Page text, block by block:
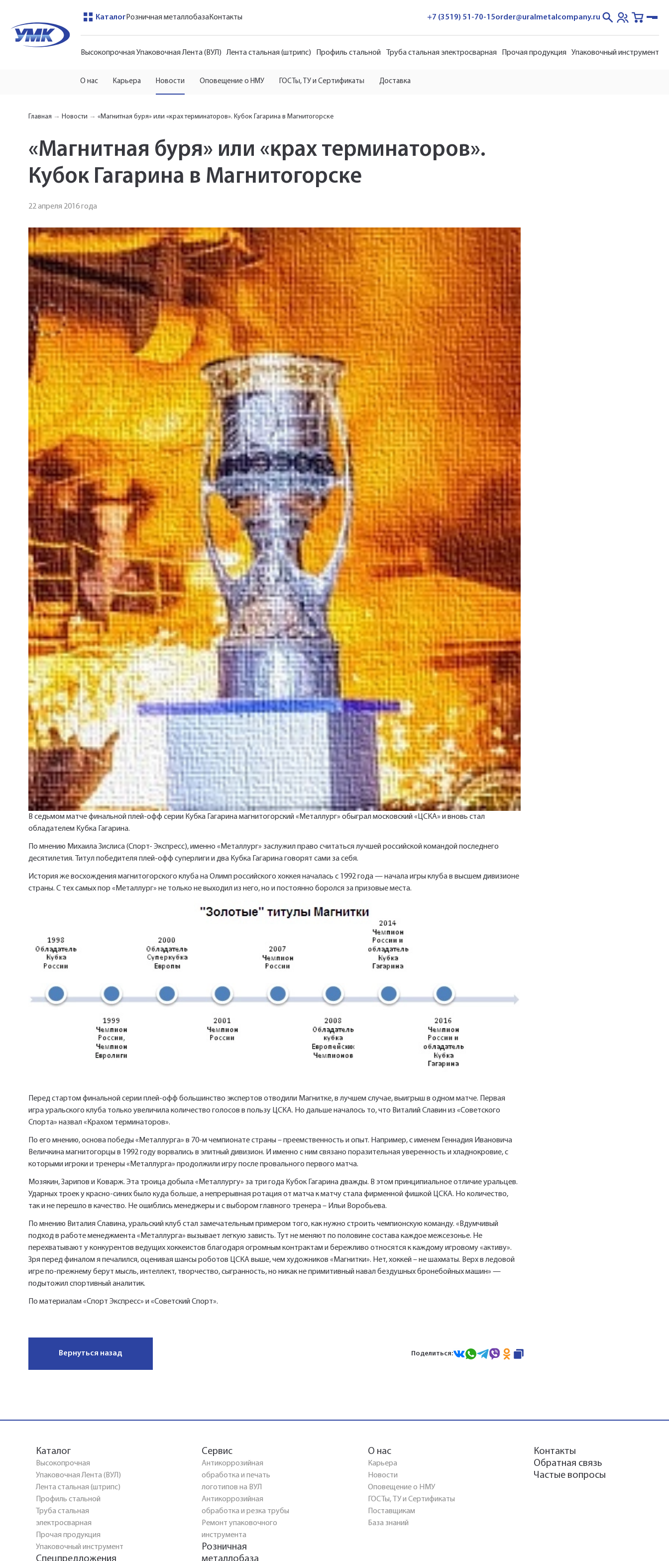
Каталог Розничная металлобазаКонтакты +7 (3519) 51-70-15order@uralmetalcompany.ru
Высокопрочная Упаковочная Лента (ВУЛ) Лента стальная (штрипс) Профиль стальной Труба стальная электросварная Прочая продукция Упаковочный инструмент
О нас Карьера Новости Оповещение о НМУ ГОСТы, ТУ и Сертификаты Доставка
Главная Новости «Магнитная буря» или «крах терминаторов». Кубок Гагарина в Магнитогорске
«Магнитная буря» или «крах терминаторов».
Кубок Гагарина в Магнитогорске
22 апреля 2016 года
В седьмом матче финальной плей-офф серии Кубка Гагарина магнитогорский «Металлург» обыграл московский «ЦСКА» и вновь стал
обладателем Кубка Гагарина.
По мнению Михаила Зислиса (Спорт- Экспресс), именно «Металлург» заслужил право считаться лучшей российской командой последнего
десятилетия. Титул победителя плей-офф суперлиги и два Кубка Гагарина говорят сами за себя.
История же восхождения магнитогорского клуба на Олимп российского хоккея началась с 1992 года — начала игры клуба в высшем дивизионе
страны. С тех самых пор «Металлург» не только не выходил из него, но и постоянно боролся за призовые места.
Перед стартом финальной серии плей-офф большинство экспертов отводили Магнитке, в лучшем случае, выигрыш в одном матче. Первая
игра уральского клуба только увеличила количество голосов в пользу ЦСКА. Но дальше началось то, что Виталий Славин из «Советского
Спорта» назвал «Крахом терминаторов».
По его мнению, основа победы «Металлурга» в 70-м чемпионате страны – преемственность и опыт. Например, с именем Геннадия Ивановича
Величкина магнитогорцы в 1992 году ворвались в элитный дивизион. И именно с ним связано поразительная уверенность и хладнокровие, с
которыми игроки и тренеры «Металлурга» продолжили игру после провального первого матча.
Мозякин, Зарипов и Коварж. Эта троица добыла «Металлургу» за три года Кубок Гагарина дважды. В этом принципиальное отличие уральцев.
Ударных троек у красно-синих было куда больше, а непрерывная ротация от матча к матчу стала фирменной фишкой ЦСКА. Но количество,
так и не перешло в качество. Не ошиблись менеджеры и с выбором главного тренера – Ильи Воробьева.
По мнению Виталия Славина, уральский клуб стал замечательным примером того, как нужно строить чемпионскую команду. «Вдумчивый
подход в работе менеджмента «Металлурга» вызывает легкую зависть. Тут не меняют по половине состава каждое межсезонье. Не
перехватывают у конкурентов ведущих хоккеистов благодаря огромным контрактам и бережливо относятся к каждому игровому «активу».
Зря перед финалом я печалился, оценивая шансы роботов ЦСКА выше, чем художников «Магнитки». Нет, хоккей – не шахматы. Верх в ледовой
игре по-прежнему берут мысль, интеллект, творчество, сыгранность, но никак не примитивный навал бездушных бронебойных машин» —
подытожил спортивный аналитик.
По материалам «Спорт Экспресс» и «Советский Cпорт».
Вернуться назад Поделиться:
Каталог
Высокопрочная
Упаковочная Лента (ВУЛ)
Лента стальная (штрипс)
Профиль стальной
Труба стальная
электросварная
Прочая продукция
Упаковочный инструмент
Сервис
Антикоррозийная
обработка и печать
логотипов на ВУЛ
Антикоррозийная
обработка и резка трубы
Ремонт упаковочного
инструмента
Розничная
О нас
Карьера
Новости
Оповещение о НМУ
ГОСТы, ТУ и Сертификаты
Поставщикам
База знаний
Контакты
Обратная связь
Частые вопросы
Ваша заявка будет обработана
нами в ближайшее время
Ваш заказ будет обработан нами в
ближайшее время
Ссылка для подтверждения
регистрации отправлена на указанный
вами почтовый адрес. Перейдите по
ссылке подтверждения в течении 3
дней.
Укажите Ваш контактный телефон и имя для связи, и наш
менеджер поможет сформировать Ваш заказ и рассчитать
его стоимость прямо по телефону.
Имя*
Телефон*
Наименование и количество интересуемой продукции.
Отправить
Нажимая на кнопку «Отправить» вы автоматически соглашаетесь с
«Политикой конфиденциальности»
Заполните форму обратной связи, и наши менеджеры
перезвонят вам в ближайшее время.
Имя*
Телефон*
Отправить
Нажимая на кнопку «Отправить» вы автоматически соглашаетесь с
«Политикой конфиденциальности»